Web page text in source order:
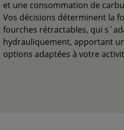
et une consommation de
Vos décisions déterminent la
fourches rétractables, qui
hydrauliquement, apportant
options adaptées à votre